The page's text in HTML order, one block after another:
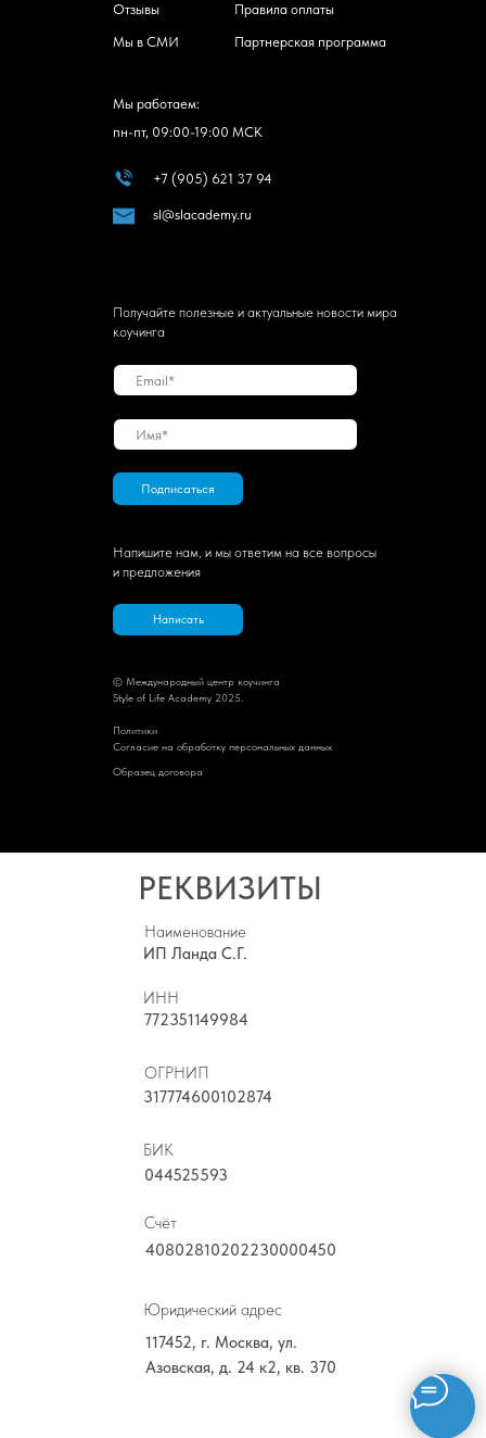
Получайте полезные и актуальные новости мира
коучинга
Подписаться
Написать
Напишите нам, и мы ответим на все вопросы
и предложения
Мы работаем:
пн-пт, 09:00-19:00 МСК
+7 (905) 621 37 94
© Международный центр коучинга
Style of Life Academy 2025.
Политики
Cогласие на обработку персональных данных
Правила оплаты
Образец договора
Партнерская программа
Отзывы
Мы в СМИ
sl@slacademy.ru
РЕКВИЗИТЫ
Наименование
ИП Ланда С.Г.
Счёт
40802810202230000450
БИК
044525593
ИНН
772351149984
ОГРНИП
317774600102874
Юридический адрес
117452, г. Москва, ул.
Азовская, д. 24 к2, кв. 370